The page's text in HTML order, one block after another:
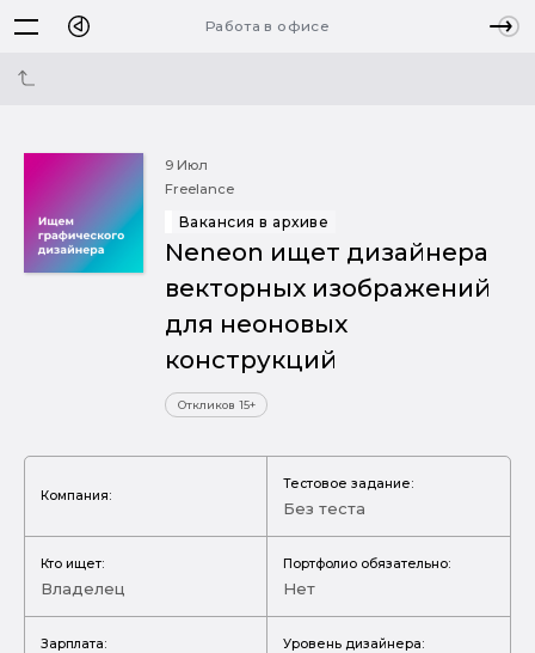
Работа в офисе
9 Июл
Freelance
Вакансия в архиве
Neneon ищет дизайнера
векторных изображений
для неоновых
конструкций
Откликов 15+
Компания:
Тестовое задание:
Без теста
Кто ищет:
Владелец
Портфолио обязательно:
Нет
Зарплата: Уровень дизайнера: